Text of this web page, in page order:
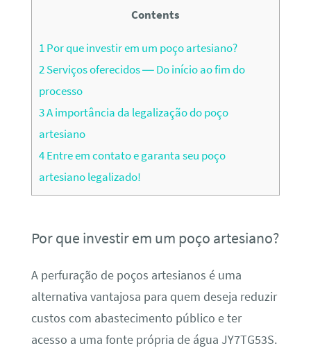
Contents
1Por que investir em um poço artesiano?
2Serviços oferecidos — Do início ao fim do
processo
3A importância da legalização do poço
artesiano
4Entre em contato e garanta seu poço
artesiano legalizado!
Por que investir em um poço artesiano?
A perfuração de poços artesianos é uma
alternativa vantajosa para quem deseja reduzir
custos com abastecimento público e ter
acesso a uma fonte própria de água JY7TG53S.